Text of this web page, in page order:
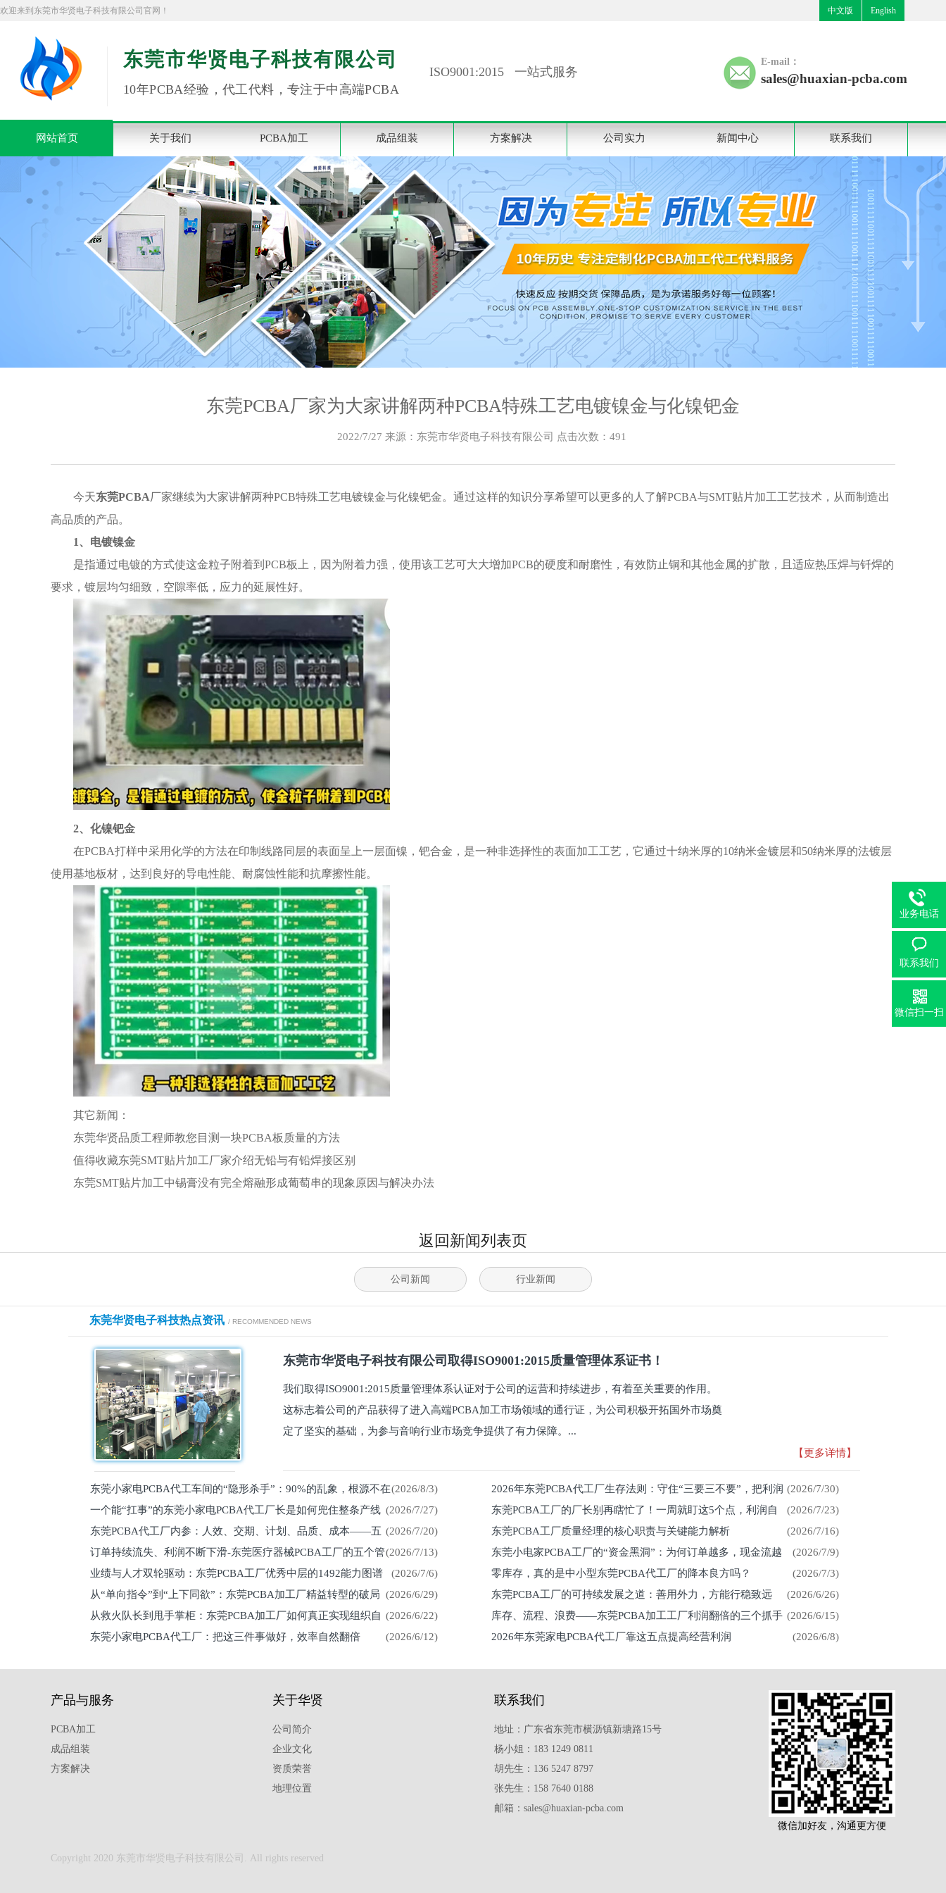
欢迎来到东莞市华贤电子科技有限公司官网！ 中文版 English
东莞市华贤电子科技有限公司
10年PCBA经验，代工代料，专注于中高端PCBA
ISO9001:2015 一站式服务
E-mail：
sales@huaxian-pcba.com
网站首页 关于我们 PCBA加工 成品组装 方案解决 公司实力 新闻中心 联系我们
东莞PCBA厂家为大家讲解两种PCBA特殊工艺电镀镍金与化镍钯金
2022/7/27 来源：东莞市华贤电子科技有限公司 点击次数： 491
今天东莞PCBA厂家继续为大家讲解两种PCB特殊工艺电镀镍金与化镍钯金。通过这样的知识分享希望可以更多的人了解PCBA与SMT贴片加工工艺技术，从而制造出
高品质的产品。
1、 电镀镍金
是指通过电镀的方式使这金粒子附着到PCB板上，因为附着力强，使用该工艺可大大增加PCB的硬度和耐磨性，有效防止铜和其他金属的扩散，且适应热压焊与钎焊的
要求，镀层均匀细致，空隙率低，应力的延展性好。
2、化镍钯金
在PCBA打样中采用化学的方法在印制线路同层的表面呈上一层面镍，钯合金，是一种非选择性的表面加工工艺，它通过十纳米厚的10纳米金镀层和50纳米厚的法镀层
使用基地板材，达到良好的导电性能、耐腐蚀性能和抗摩擦性能。
其它新闻：
东莞华贤品质工程师教您目测一块PCBA板质量的方法
值得收藏东莞SMT贴片加工厂家介绍无铅与有铅焊接区别
东莞SMT贴片加工中锡膏没有完全熔融形成葡萄串的现象原因与解决办法
返回新闻列表页
公司新闻 行业新闻
东莞华贤电子科技热点资讯 / RECOMMENDED NEWS
东莞市华贤电子科技有限公司取得ISO9001:2015质量管理体系证书！
我们取得ISO9001:2015质量管理体系认证对于公司的运营和持续进步，有着至关重要的作用。
这标志着公司的产品获得了进入高端PCBA加工市场领域的通行证，为公司积极开拓国外市场奠
定了坚实的基础，为参与音响行业市场竞争提供了有力保障。...
【更多详情】
(2026/8/3)
东莞小家电PCBA代工车间的“隐形杀手”：90%的乱象，根源不在
员工
(2026/7/30)
2026年东莞PCBA代工厂生存法则：守住“三要三不要”，把利润
留在车间
(2026/7/27)
一个能“扛事”的东莞小家电PCBA代工厂长是如何兜住整条产线
(2026/7/23)
东莞PCBA工厂的厂长别再瞎忙了！一周就盯这5个点，利润自
然来
(2026/7/20)
东莞PCBA代工厂内参：人效、交期、计划、品质、成本——五
维锁客法则
(2026/7/16)
东莞PCBA工厂质量经理的核心职责与关键能力解析
(2026/7/13)
订单持续流失、利润不断下滑-东莞医疗器械PCBA工厂的五个管
理死穴必须堵住
(2026/7/9)
东莞小电家PCBA工厂的“资金黑洞”：为何订单越多，现金流越
紧？
(2026/7/6)
业绩与人才双轮驱动：东莞PCBA工厂优秀中层的1492能力图谱 (2026/7/3)
零库存，真的是中小型东莞PCBA代工厂的降本良方吗？
(2026/6/29)
从“单向指令”到“上下同欲”：东莞PCBA加工厂精益转型的破局
关键
(2026/6/26)
东莞PCBA工厂的可持续发展之道：善用外力，方能行稳致远
(2026/6/22)
从救火队长到甩手掌柜：东莞PCBA加工厂如何真正实现组织自
(2026/6/15)
库存、流程、浪费——东莞PCBA加工工厂利润翻倍的三个抓手
(2026/6/12)
东莞小家电PCBA代工厂：把这三件事做好，效率自然翻倍 (2026/6/8)
2026年东莞家电PCBA代工厂靠这五点提高经营利润
产品与服务
PCBA加工
成品组装
方案解决
关于华贤
公司简介
企业文化
资质荣誉
地理位置
联系我们
地址：广东省东莞市横沥镇新塘路15号
杨小姐：183 1249 0811
胡先生：136 5247 8797
张先生：158 7640 0188
邮箱：sales@huaxian-pcba.com
微信加好友，沟通更方便
Copyright 2020 东莞市华贤电子科技有限公司. All rights reserved
业务电话
联系我们
微信扫一扫